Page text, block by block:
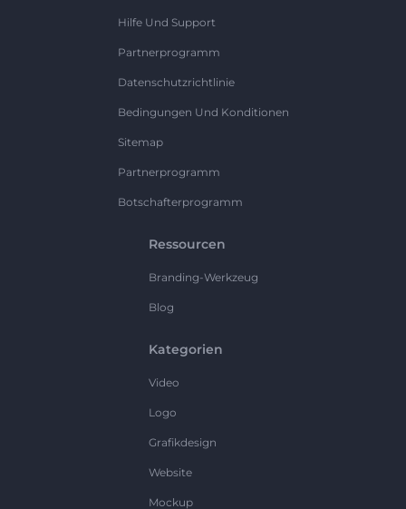
Hilfe Und Support
Partnerprogramm
Datenschutzrichtlinie
Bedingungen Und Konditionen
Sitemap
Partnerprogramm
Botschafterprogramm
Ressourcen
Branding-Werkzeug
Blog
Kategorien
Video
Logo
Grafikdesign
Website
Mockup